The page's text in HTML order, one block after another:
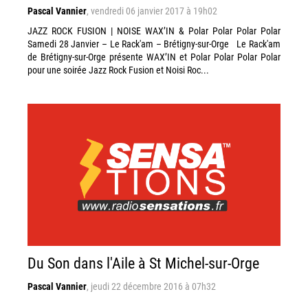
Pascal Vannier, vendredi 06 janvier 2017 à 19h02
JAZZ ROCK FUSION | NOISE WAX’IN & Polar Polar Polar Polar
Samedi 28 Janvier – Le Rack'am – Brétigny-sur-Orge Le Rack'am
de Brétigny-sur-Orge présente WAX’IN et Polar Polar Polar Polar
pour une soirée Jazz Rock Fusion et Noisi Roc...
Du Son dans l'Aile à St Michel-sur-Orge
Pascal Vannier, jeudi 22 décembre 2016 à 07h32